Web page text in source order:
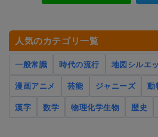
人気のカテゴリ一覧
一般常識 時代の流行 地図シルエ
漫画アニメ
芸能 ジャニーズ 動
漢字
数学 物理化学生物 歴史